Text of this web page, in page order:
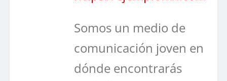
Somos un medio de
comunicación joven en
dónde encontrarás